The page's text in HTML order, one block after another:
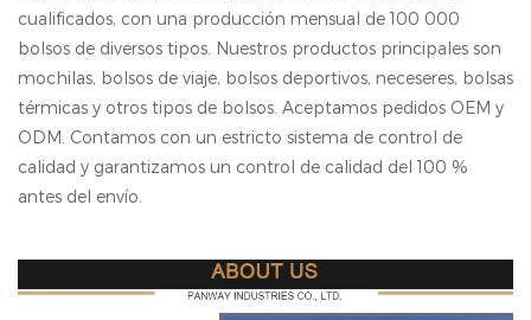
cualificados, con una producción mensual de 100 000
bolsos de diversos tipos. Nuestros productos principales son
mochilas, bolsos de viaje, bolsos deportivos, neceseres, bolsas
térmicas y otros tipos de bolsos. Aceptamos pedidos OEM y
ODM. Contamos con un estricto sistema de control de
calidad y garantizamos un control de calidad del 100 %
antes del envío.